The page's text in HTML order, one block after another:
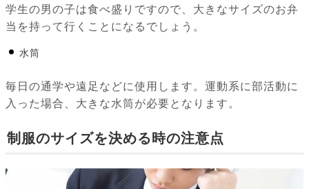
学生の男の子は食べ盛りですので、大きなサイズのお弁
当を持って行くことになるでしょう。
水筒
毎日の通学や遠足などに使用します。運動系に部活動に
入った場合、大きな水筒が必要となります。
制服のサイズを決める時の注意点